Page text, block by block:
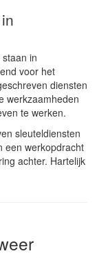
in
voor het
diensten
werkzaamheden
te werken.
sleuteldiensten
een werkopdracht
achter. Hartelijk